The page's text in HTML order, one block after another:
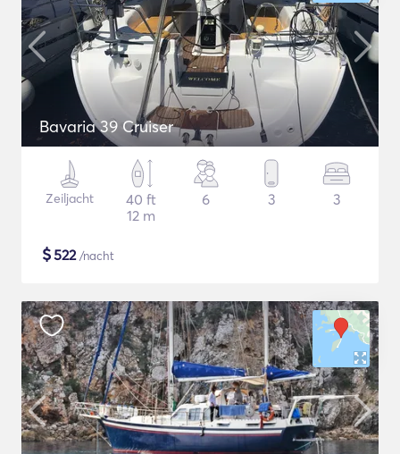
Bavaria 39 Cruiser
Zeiljacht
40 ft
12 m
6 3 3
$522/nacht